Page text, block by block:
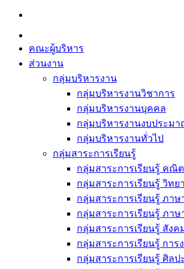
Skip
content
คณะผู้บริหาร
ส่วนงาน
กลุ่มบริหารงาน
กลุ่มบริหารงานวิชาการ
กลุ่มบริหารงานบุคคล
กลุ่มบริหารงานงบประม
กลุ่มบริหารงานทั่วไป
กลุ่มสาระการเรียนรู้
กลุ่มสาระการเรียนรู้ คณิ
กลุ่มสาระการเรียนรู้ วิท
กลุ่มสาระการเรียนรู้ ภาษ
กลุ่มสาระการเรียนรู้ ภาษ
กลุ่มสาระการเรียนรู้ สัง
กลุ่มสาระการเรียนรู้ การ
กลุ่มสาระการเรียนรู้ ศิลปะ